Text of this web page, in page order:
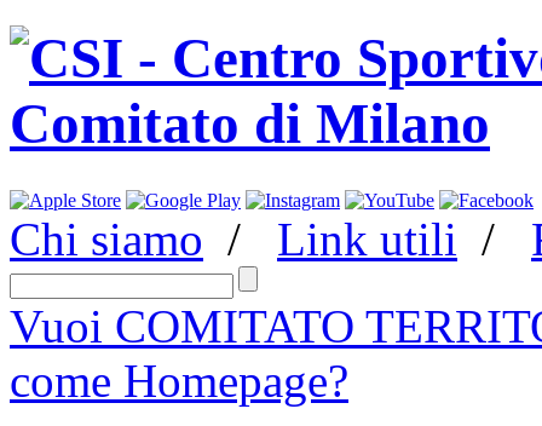
Chi siamo / Link utili /
Vuoi COMITATO
come Homepage?